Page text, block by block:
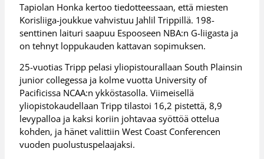
Tapiolan Honka kertoo tiedotteessaan, että miesten
Korisliiga-joukkue vahvistuu Jahlil Trippillä. 198-
senttinen laituri saapuu Espooseen NBA:n G-liigasta ja
on tehnyt loppukauden kattavan sopimuksen.
25-vuotias Tripp pelasi yliopistourallaan South Plainsin
junior collegessa ja kolme vuotta University of
Pacificissa NCAA:n ykköstasolla. Viimeisellä
yliopistokaudellaan Tripp tilastoi 16,2 pistettä, 8,9
levypalloa ja kaksi koriin johtavaa syöttöä ottelua
kohden, ja hänet valittiin West Coast Conferencen
vuoden puolustuspelaajaksi.